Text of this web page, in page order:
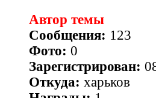
Автор темы
Сообщения: 123
Фото: 0
Зарегистрирован:
Откуда: харьков